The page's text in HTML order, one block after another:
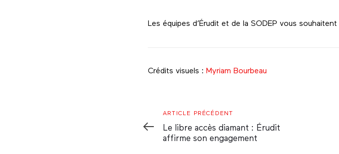
Les équipes d’Érudit et de la SODEP vous
Crédits visuels : Myriam Bourbeau
Article
Précédent
ARTICLE PRÉCÉDENT
Le libre accès diamant : Érudit
affirme son engagement